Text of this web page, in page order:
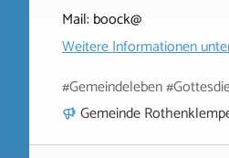
Mail: boock@
Weitere Informationen
#Gemeindeleben
Gemeinde